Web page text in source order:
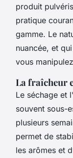
produit
pratique
gamme. Le
nuancée, et
vous
La fraîcheur
Le séchage et
souvent sous-
plusieurs
permet de
les arômes et